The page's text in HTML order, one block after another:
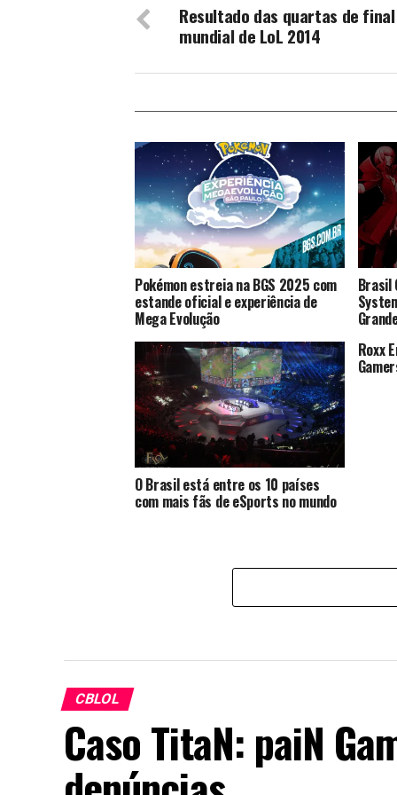
Resultado das quartas de
mundial de LoL 2014
Pokémon estreia na BGS 2025 com
estande oficial e experiência de
Mega Evolução
Brasil
O Brasil está entre os 10 países
com mais fãs de eSports no mundo
Roxx
CBLOL
Caso TitaN: paiN